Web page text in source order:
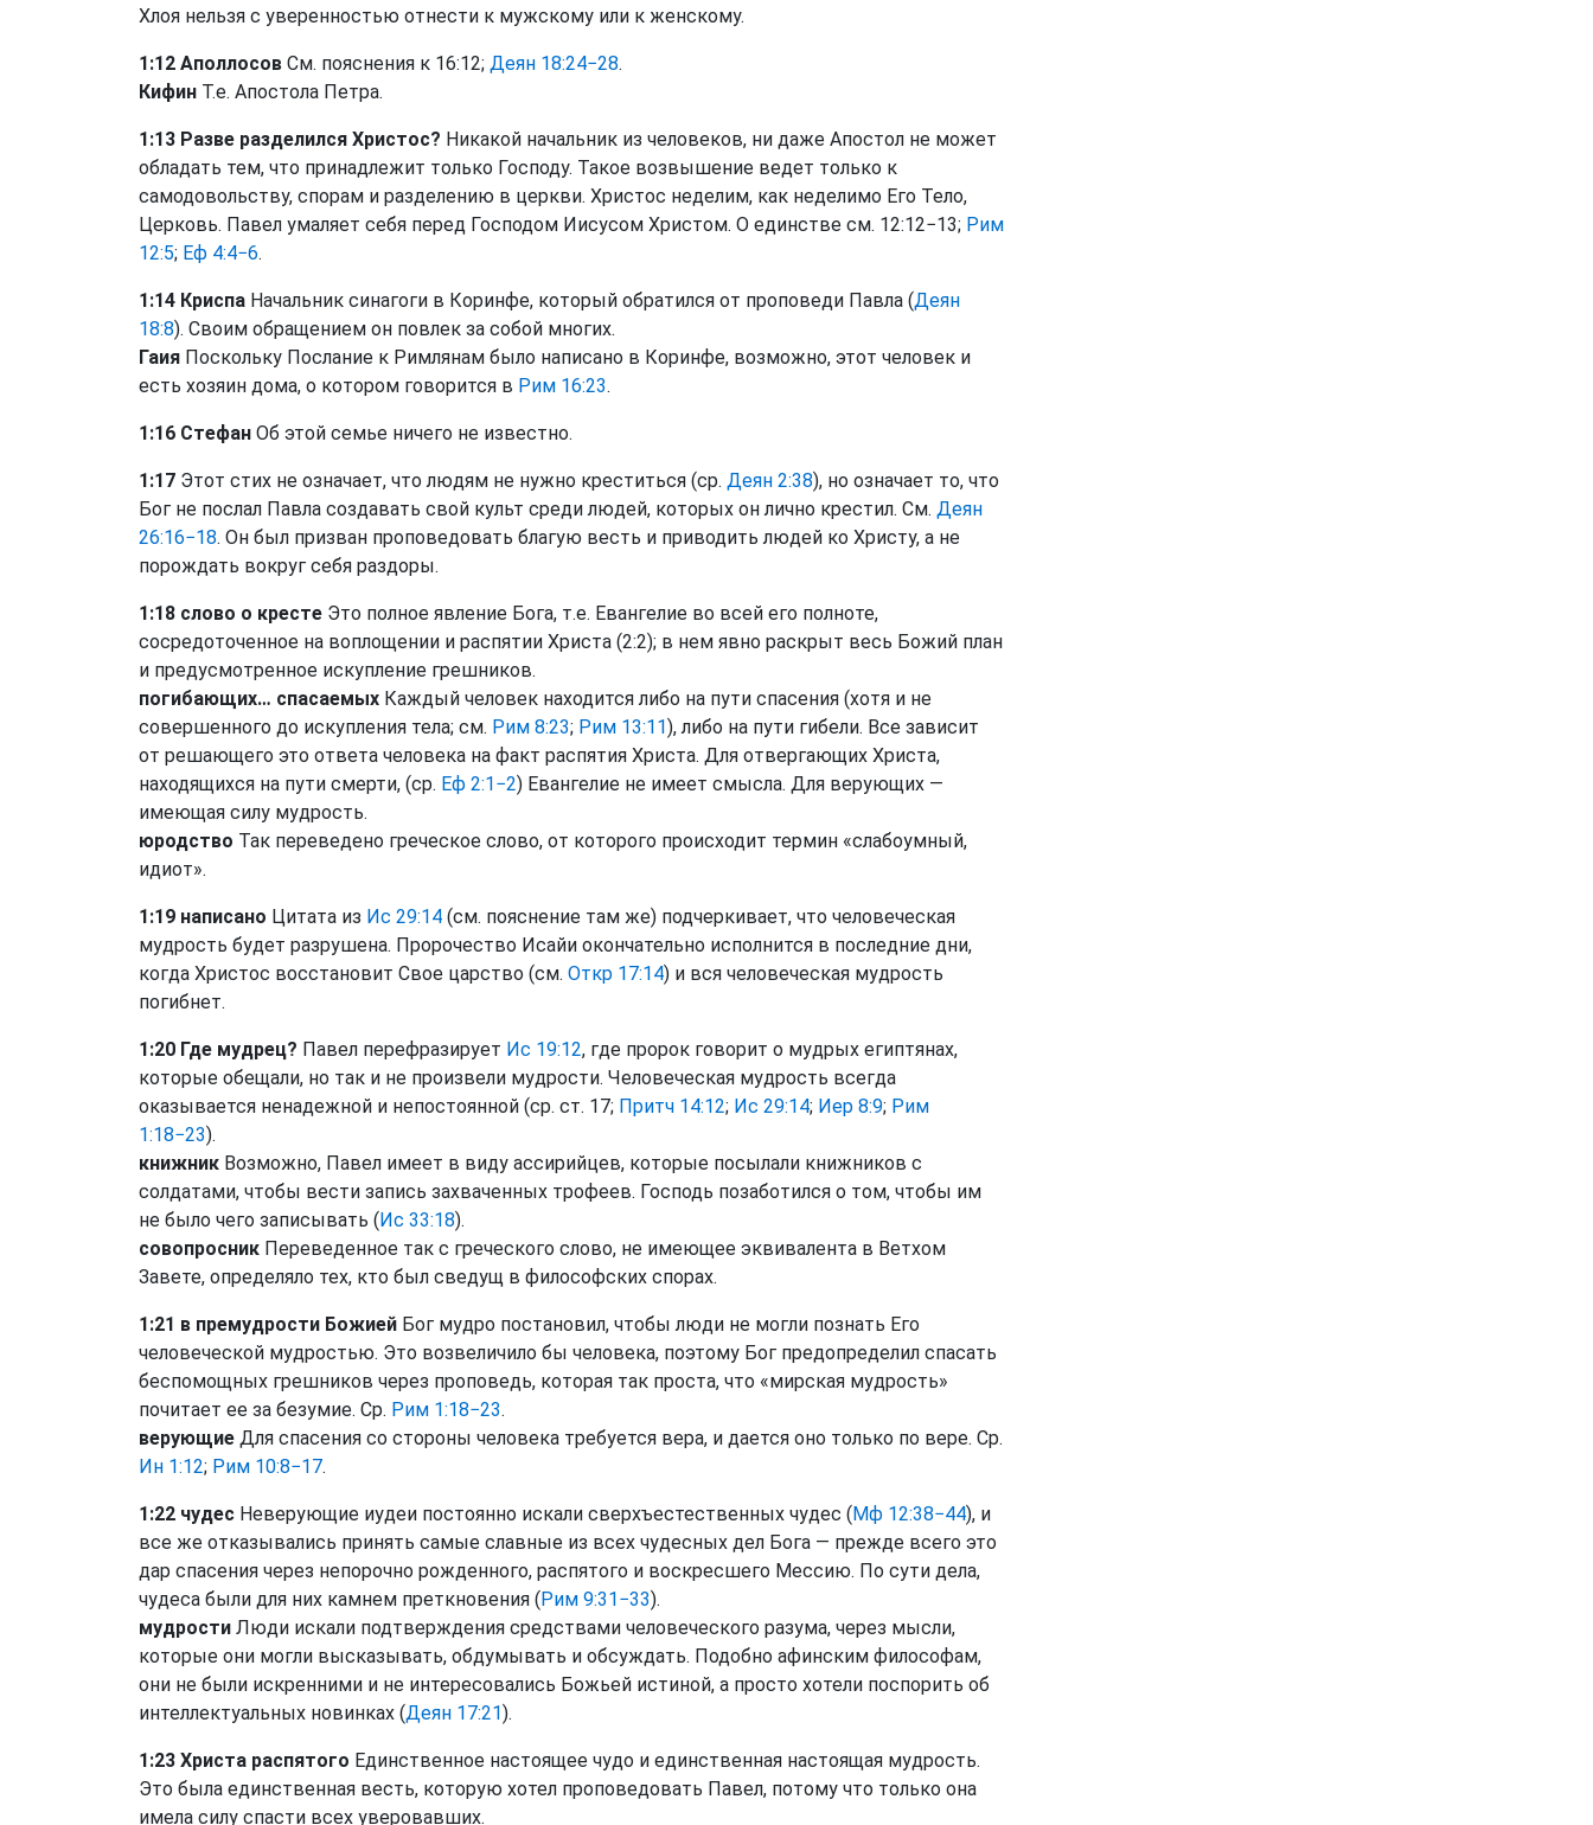
Хлоя нельзя с уверенностью отнести к мужскому или к женскому.
1:12 Аполлосов См. пояснения к 16:12; Деян 18:24−28.
Кифин Т.е. Апостола Петра.
1:13 Разве разделился Христос? Никакой начальник из человеков, ни даже Апостол не может
обладать тем, что принадлежит только Господу. Такое возвышение ведет только к
самодовольству, спорам и разделению в церкви. Христос неделим, как неделимо Его Тело,
Церковь. Павел умаляет себя перед Господом Иисусом Христом. О единстве см. 12:12−13; Рим
12:5; Еф 4:4−6.
1:14 Криспа Начальник синагоги в Коринфе, который обратился от проповеди Павла (Деян
18:8). Своим обращением он повлек за собой многих.
Гаия Поскольку Послание к Римлянам было написано в Коринфе, возможно, этот человек и
есть хозяин дома, о котором говорится в Рим 16:23.
1:16 Стефан Об этой семье ничего не известно.
1:17 Этот стих не означает, что людям не нужно креститься (ср. Деян 2:38), но означает то, что
Бог не послал Павла создавать свой культ среди людей, которых он лично крестил. См. Деян
26:16−18. Он был призван проповедовать благую весть и приводить людей ко Христу, а не
порождать вокруг себя раздоры.
1:18 слово о кресте Это полное явление Бога, т.е. Евангелие во всей его полноте,
сосредоточенное на воплощении и распятии Христа (2:2); в нем явно раскрыт весь Божий план
и предусмотренное искупление грешников.
погибающих… спасаемых Каждый человек находится либо на пути спасения (хотя и не
совершенного до искупления тела; см. Рим 8:23; Рим 13:11), либо на пути гибели. Все зависит
от решающего это ответа человека на факт распятия Христа. Для отвергающих Христа,
находящихся на пути смерти, (ср. Еф 2:1−2) Евангелие не имеет смысла. Для верующих —
имеющая силу мудрость.
юродство Так переведено греческое слово, от которого происходит термин «слабоумный,
идиот».
1:19 написано Цитата из Ис 29:14 (см. пояснение там же) подчеркивает, что человеческая
мудрость будет разрушена. Пророчество Исайи окончательно исполнится в последние дни,
когда Христос восстановит Свое царство (см. Откр 17:14) и вся человеческая мудрость
погибнет.
1:20 Где мудрец? Павел перефразирует Ис 19:12, где пророк говорит о мудрых египтянах,
которые обещали, но так и не произвели мудрости. Человеческая мудрость всегда
оказывается ненадежной и непостоянной (ср. ст. 17; Притч 14:12; Ис 29:14; Иер 8:9; Рим
1:18−23).
книжник Возможно, Павел имеет в виду ассирийцев, которые посылали книжников с
солдатами, чтобы вести запись захваченных трофеев. Господь позаботился о том, чтобы им
не было чего записывать (Ис 33:18).
совопросник Переведенное так с греческого слово, не имеющее эквивалента в Ветхом
Завете, определяло тех, кто был сведущ в философских спорах.
1:21 в премудрости Божией Бог мудро постановил, чтобы люди не могли познать Его
человеческой мудростью. Это возвеличило бы человека, поэтому Бог предопределил спасать
беспомощных грешников через проповедь, которая так проста, что «мирская мудрость»
почитает ее за безумие. Ср. Рим 1:18−23.
верующие Для спасения со стороны человека требуется вера, и дается оно только по вере. Ср.
Ин 1:12; Рим 10:8−17.
1:22 чудес Неверующие иудеи постоянно искали сверхъестественных чудес (Мф 12:38−44), и
все же отказывались принять самые славные из всех чудесных дел Бога — прежде всего это
дар спасения через непорочно рожденного, распятого и воскресшего Мессию. По сути дела,
чудеса были для них камнем преткновения (Рим 9:31−33).
мудрости Люди искали подтверждения средствами человеческого разума, через мысли,
которые они могли высказывать, обдумывать и обсуждать. Подобно афинским философам,
они не были искренними и не интересовались Божьей истиной, а просто хотели поспорить об
интеллектуальных новинках (Деян 17:21).
1:23 Христа распятого Единственное настоящее чудо и единственная настоящая мудрость.
Это была единственная весть, которую хотел проповедовать Павел, потому что только она
имела силу спасти всех уверовавших.